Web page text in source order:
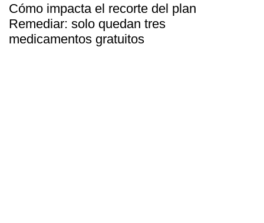
Cómo impacta el recorte del plan
Remediar: solo quedan tres
medicamentos gratuitos